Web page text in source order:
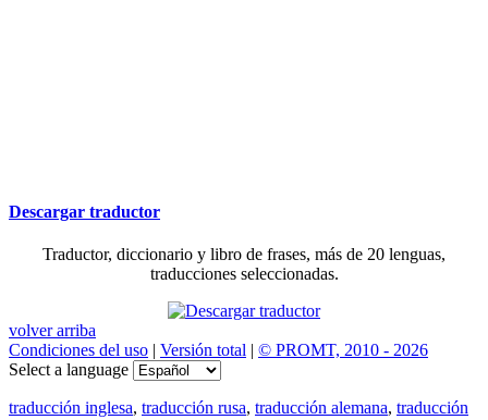
Descargar traductor
Traductor, diccionario y libro de frases, más de 20 lenguas,
traducciones seleccionadas.
volver arriba
Condiciones del uso | Versión total | © PROMT, 2010 - 2026
Select a language
traducción inglesa, traducción rusa, traducción alemana, traducción